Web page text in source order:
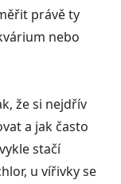
právě ty
nebo
že si nejdřív
a jak často
stačí
u vířivky se